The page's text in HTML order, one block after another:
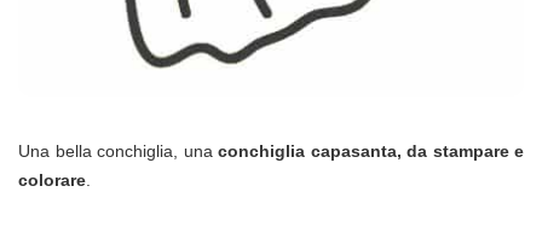
Una bella conchiglia, una conchiglia capasanta, da stampare e
colorare